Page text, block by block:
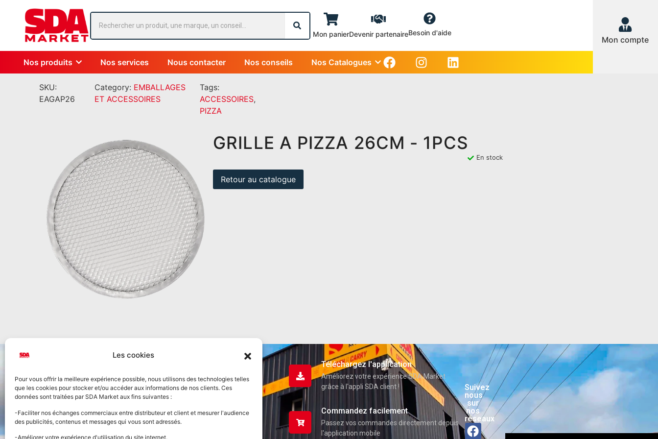
Les cookies
Pour vous offrir la meilleure expérience possible, nous utilisons des technologies telles
que les cookies pour stocker et/ou accéder aux informations de nos clients. Ces
données sont traitées par SDA Market aux fins suivantes :
-Faciliter nos échanges commerciaux entre distributeur et client et mesurer l'audience
des publicités, contenus et messages qui vous sont adressés.
-Améliorer votre expérience d'utilisation du site internet.
Mon compte
Mon panierDevenir partenaireBesoin d'aide
Nos produits Nos services Nous contacter Nos conseils Nos Catalogues
SKU:
EAGAP26
Category: EMBALLAGES
ET ACCESSOIRES
Tags:
ACCESSOIRES,
PIZZA
GRILLE A PIZZA 26CM - 1PCS
En stock
Retour au catalogue
Accueil
Téléchargez l'application
Améliorez votre expérience SDA Market
grâce à l'appli SDA client !
Commandez facilement
Passez vos commandes directement depuis
l'application mobile
Suivez
nous
sur
nos
réseaux